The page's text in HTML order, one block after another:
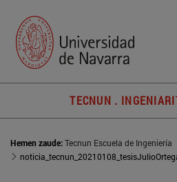
TECNUN .
Hemen zaude:Tecnun Escuela de Ingeniería